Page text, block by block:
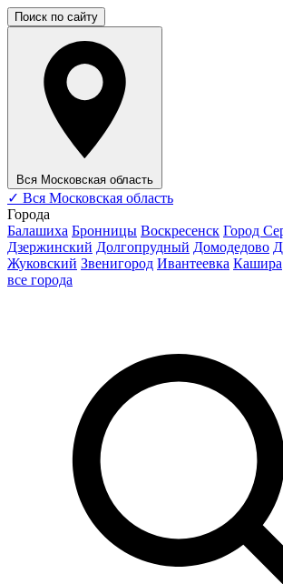
Поиск по сайту
Вся Московская область
✓ Вся Московская область
Города
Балашиха Бронницы Воскресенск Город
Дзержинский Долгопрудный Домодедово
Жуковский Звенигород Ивантеевка Кашира
все города